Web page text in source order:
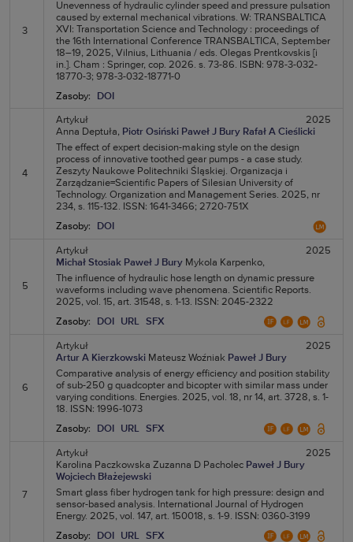
3
Unevenness of hydraulic cylinder speed and pressure pulsation
caused by external mechanical vibrations. W: TRANSBALTICA
XVI: Transportation Science and Technology : proceedings of
the 16th International Conference TRANSBALTICA, September
18–19, 2025, Vilnius, Lithuania / eds. Olegas Prentkovskis [i
in.]. Cham : Springer, cop. 2026. s. 73-86. ISBN: 978-3-032-
18770-3; 978-3-032-18771-0
Zasoby:
DOI
4
Artykuł
2025
Anna Deptuła, Piotr Osiński Paweł J Bury Rafał A Cieślicki
The effect of expert decision-making style on the design
process of innovative toothed gear pumps - a case study.
Zeszyty Naukowe Politechniki Śląskiej. Organizacja i
Zarządzanie=Scientific Papers of Silesian University of
Technology. Organization and Management Series. 2025, nr
234, s. 115-132. ISSN: 1641-3466; 2720-751X
Zasoby:
DOI
5
Artykuł
2025
Michał Stosiak Paweł J Bury Mykola Karpenko,
The influence of hydraulic hose length on dynamic pressure
waveforms including wave phenomena. Scientific Reports.
2025, vol. 15, art. 31548, s. 1-13. ISSN: 2045-2322
Zasoby:
DOI URL SFX
6
Artykuł
2025
Artur A Kierzkowski Mateusz Woźniak Paweł J Bury
Comparative analysis of energy efficiency and position stability
of sub-250 g quadcopter and bicopter with similar mass under
varying conditions. Energies. 2025, vol. 18, nr 14, art. 3728, s. 1-
18. ISSN: 1996-1073
Zasoby:
DOI URL SFX
7
Artykuł
2025
Karolina Paczkowska Zuzanna D Pacholec Paweł J Bury
Wojciech Błażejewski
Smart glass fiber hydrogen tank for high pressure: design and
sensor-based analysis. International Journal of Hydrogen
Energy. 2025, vol. 147, art. 150018, s. 1-9. ISSN: 0360-3199
Zasoby:
DOI URL SFX